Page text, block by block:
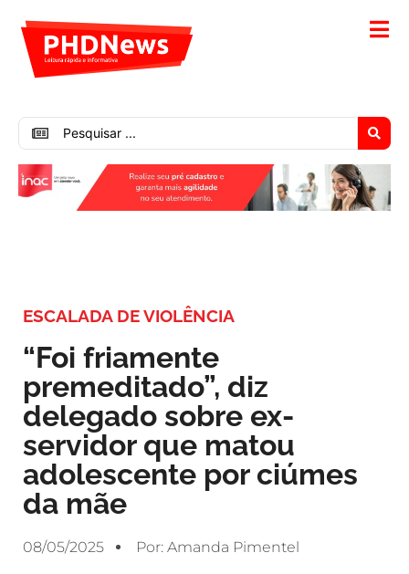
ESCALADA DE VIOLÊNCIA
“Foi friamente
premeditado”, diz
delegado sobre ex-
servidor que matou
adolescente por ciúmes
da mãe
08/05/2025 Por: Amanda Pimentel